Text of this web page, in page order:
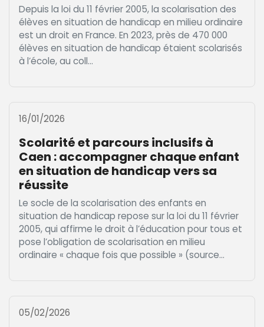
Depuis la loi du 11 février 2005, la scolarisation des
élèves en situation de handicap en milieu ordinaire
est un droit en France. En 2023, près de 470 000
élèves en situation de handicap étaient scolarisés
à l’école, au coll...
16/01/2026
Scolarité et parcours inclusifs à
Caen : accompagner chaque enfant
en situation de handicap vers sa
réussite
Le socle de la scolarisation des enfants en
situation de handicap repose sur la loi du 11 février
2005, qui affirme le droit à l’éducation pour tous et
pose l’obligation de scolarisation en milieu
ordinaire « chaque fois que possible » (source...
05/02/2026